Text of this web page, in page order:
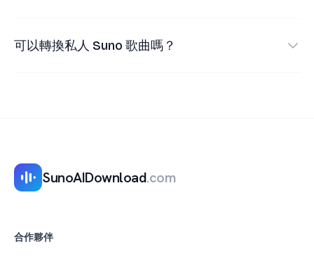
Suno 影片時選擇 MP4。
可以轉換私人 Suno 歌曲嗎？
SunoAIDownload.com
合作夥伴